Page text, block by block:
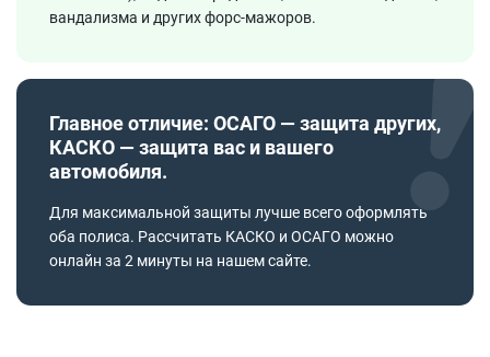
вандализма и других форс-мажоров.
Главное отличие: ОСАГО — защита других,
КАСКО — защита вас и вашего
автомобиля.
Для максимальной защиты лучше всего оформлять
оба полиса. Рассчитать КАСКО и ОСАГО можно
онлайн за 2 минуты на нашем сайте.